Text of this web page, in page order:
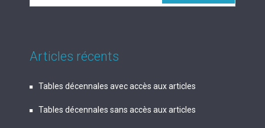
Articles récents
Tables décennales avec accès aux articles
Tables décennales sans accès aux articles